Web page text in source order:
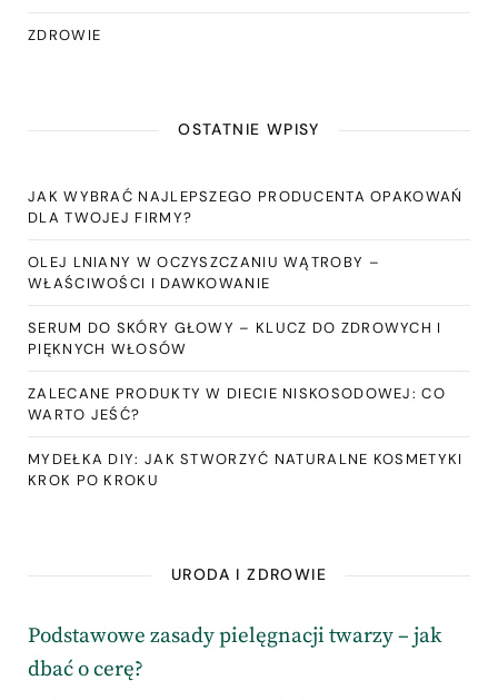
ZDROWIE
OSTATNIE WPISY
JAK WYBRAĆ NAJLEPSZEGO PRODUCENTA OPAKOWAŃ
DLA TWOJEJ FIRMY?
OLEJ LNIANY W OCZYSZCZANIU WĄTROBY –
WŁAŚCIWOŚCI I DAWKOWANIE
SERUM DO SKÓRY GŁOWY – KLUCZ DO ZDROWYCH I
PIĘKNYCH WŁOSÓW
ZALECANE PRODUKTY W DIECIE NISKOSODOWEJ: CO
WARTO JEŚĆ?
MYDEŁKA DIY: JAK STWORZYĆ NATURALNE KOSMETYKI
KROK PO KROKU
URODA I ZDROWIE
Podstawowe zasady pielęgnacji twarzy – jak
dbać o cerę?